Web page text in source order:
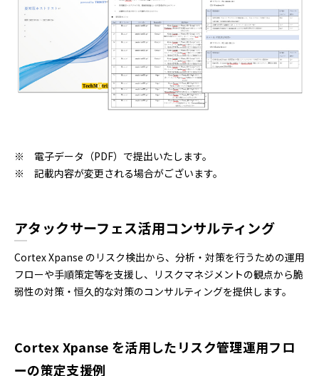
※ 電子データ（PDF）で提出いたします。
※ 記載内容が変更される場合がございます。
アタックサーフェス活用コンサルティング
Cortex Xpanse のリスク検出から、分析・対策を行うための運用
フローや手順策定等を支援し、リスクマネジメントの観点から脆
弱性の対策・恒久的な対策のコンサルティングを提供します。
Cortex Xpanse を活用したリスク管理運用フロ
ーの策定支援例